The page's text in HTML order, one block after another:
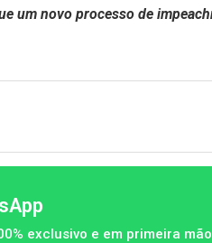
um novo processo de
exclusivo e em primeira